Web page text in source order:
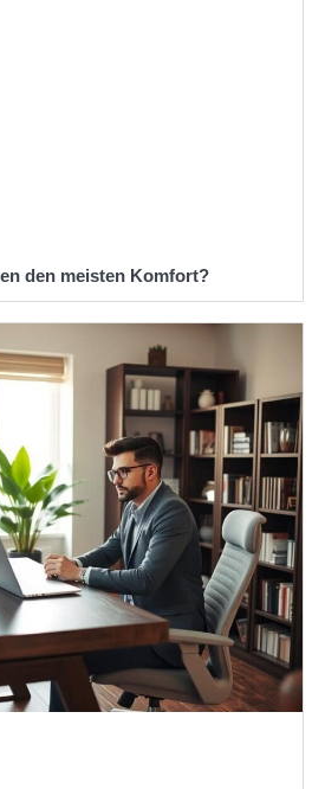
den meisten Komfort?